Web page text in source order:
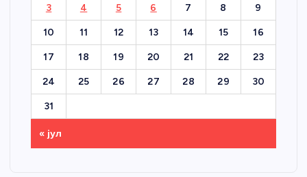
3 4 5 6 7 8 9
10 11 12 13 14 15 16
17 18 19 20 21 22 23
24 25 26 27 28 29 30
31
« јул